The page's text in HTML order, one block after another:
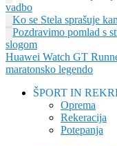
vadbo
Ko se Stela sprašuje
Pozdravimo pomlad s
slogom
Huawei Watch GT
maratonsko legendo
ŠPORT IN
Oprema
Rekeracija
Potepanja